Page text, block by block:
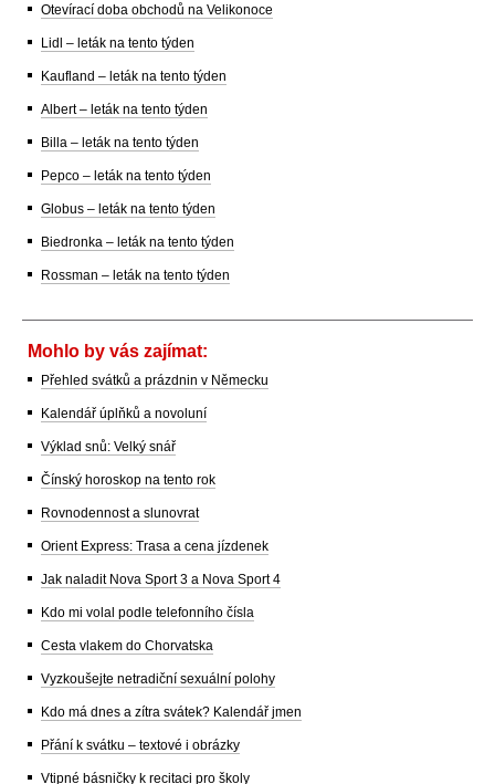
Otevírací doba obchodů na Velikonoce
Lidl – leták na tento týden
Kaufland – leták na tento týden
Albert – leták na tento týden
Billa – leták na tento týden
Pepco – leták na tento týden
Globus – leták na tento týden
Biedronka – leták na tento týden
Rossman – leták na tento týden
Mohlo by vás zajímat:
Přehled svátků a prázdnin v Německu
Kalendář úplňků a novoluní
Výklad snů: Velký snář
Čínský horoskop na tento rok
Rovnodennost a slunovrat
Orient Express: Trasa a cena jízdenek
Jak naladit Nova Sport 3 a Nova Sport 4
Kdo mi volal podle telefonního čísla
Cesta vlakem do Chorvatska
Vyzkoušejte netradiční sexuální polohy
Kdo má dnes a zítra svátek? Kalendář jmen
Přání k svátku – textové i obrázky
Vtipné básničky k recitaci pro školy